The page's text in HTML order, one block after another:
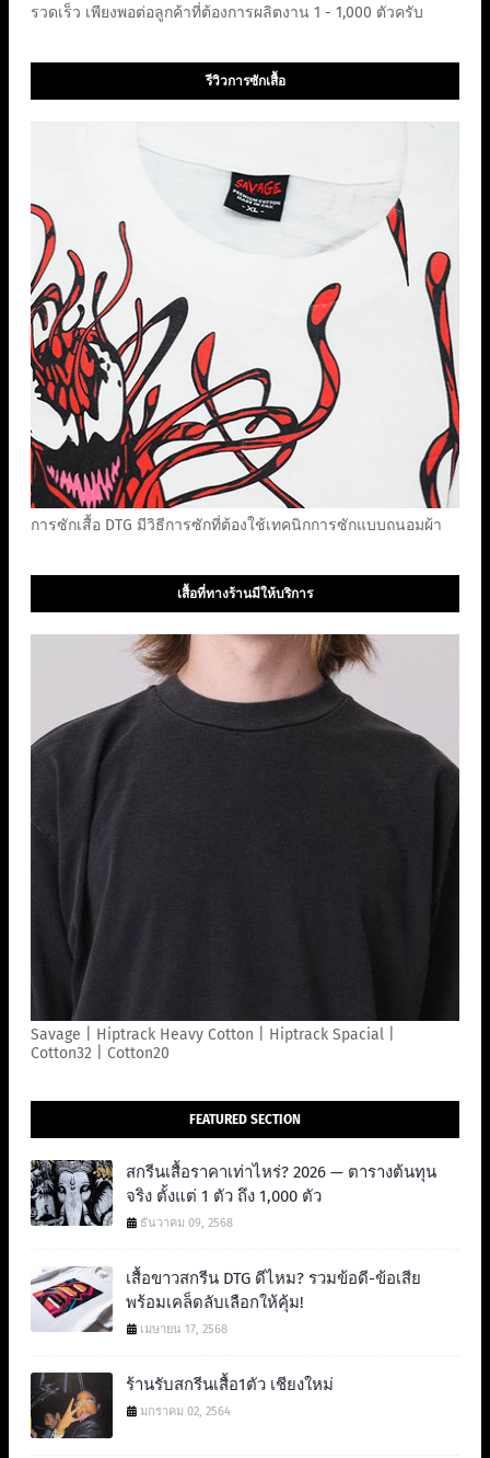
รวดเร็ว เพียงพอต่อลูกค้าที่ต้องการผลิตงาน 1 - 1,000 ตัวครับ
รีวิวการซักเสื้อ
การซักเสื้อ DTG มีวิธีการซักที่ต้องใช้เทคนิกการซักแบบถนอมผ้า
เสื้อที่ทางร้านมีให้บริการ
Savage | Hiptrack Heavy Cotton | Hiptrack Spacial |
Cotton32 | Cotton20
FEATURED SECTION
สกรีนเสื้อราคาเท่าไหร่? 2026 — ตารางต้นทุน
จริง ตั้งแต่ 1 ตัว ถึง 1,000 ตัว
ธันวาคม 09, 2568
เสื้อขาวสกรีน DTG ดีไหม? รวมข้อดี-ข้อเสีย
พร้อมเคล็ดลับเลือกให้คุ้ม!
เมษายน 17, 2568
ร้านรับสกรีนเสื้อ1ตัว เชียงใหม่
มกราคม 02, 2564